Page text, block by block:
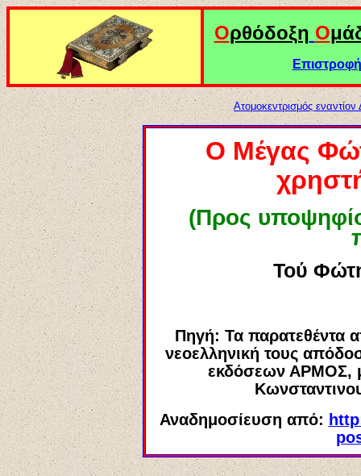
Ορθόδοξη Ο
Ατομοκεντρισμός εναντίον
Ο Μέγας
(Προς
Τού
Πηγή: Τα παρατεθέντα
νεοελληνική τους
εκδόσεων ΑΡΜΟΣ,
Αναδημοσίευση από: